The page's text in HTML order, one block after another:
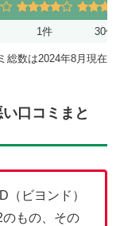
1件 30件
総数は2024年8月現在
口コミまと
ビヨンド）
もの、その